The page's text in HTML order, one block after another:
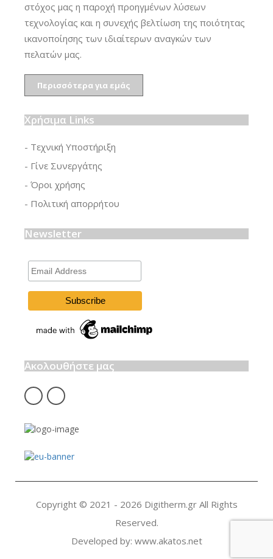
στόχος μας η παροχή προηγμένων λύσεων
τεχνολογίας και η συνεχής βελτίωση της ποιότητας
ικανοποίησης των ιδιαίτερων αναγκών των
πελατών μας.
Περισσότερα για εμάς
Χρήσιμα Links
- Τεχνική Υποστήριξη
- Γίνε Συνεργάτης
- Όροι χρήσης
- Πολιτική απορρήτου
Newsletter
Email
Address
Ακολουθήστε μας
fb insta
Copyright © 2021 - 2026 Digitherm.gr All Rights
Reserved.
Developed by: www.akatos.net